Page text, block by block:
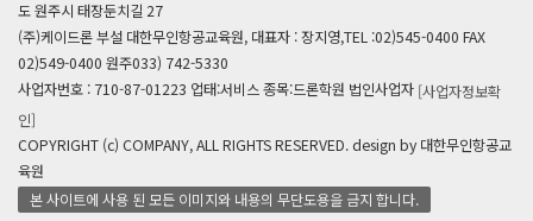
도 원주시 태장둔치길 27
(주)케이드론 부설 대한무인항공교육원, 대표자 : 장지영,TEL :02)545-0400 FAX
02)549-0400 원주033) 742-5330
사업자번호 : 710-87-01223 업태:서비스 종목:드론학원 법인사업자 [사업자정보확
인]
COPYRIGHT (c) COMPANY, ALL RIGHTS RESERVED. design by 대한무인항공교
육원
본 사이트에 사용 된 모든 이미지와 내용의 무단도용을 금지 합니다.